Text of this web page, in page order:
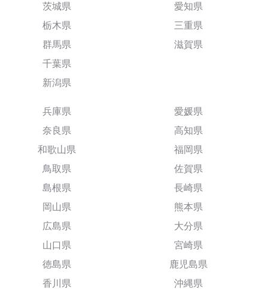
茨城県
栃木県
群馬県
千葉県
新潟県
愛知県
三重県
滋賀県
兵庫県
奈良県
和歌山県
鳥取県
島根県
岡山県
広島県
山口県
徳島県
香川県
愛媛県
高知県
福岡県
佐賀県
長崎県
熊本県
大分県
宮崎県
鹿児島県
沖縄県